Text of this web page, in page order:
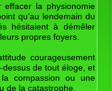
la physionomie
qu’au lendemain du
hésitaient à démêler
propres foyers.
courageusement
de tout éloge, et
compassion ou une
de la catastrophe.